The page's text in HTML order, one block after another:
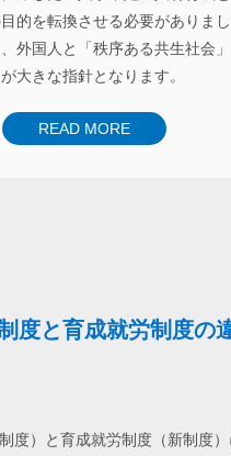
的を転換させる必要がありまし
外国人と「秩序ある共生社会
大きな指針となります。
READ MORE
度と育成就労制度の
度）と育成就労制度（新制度